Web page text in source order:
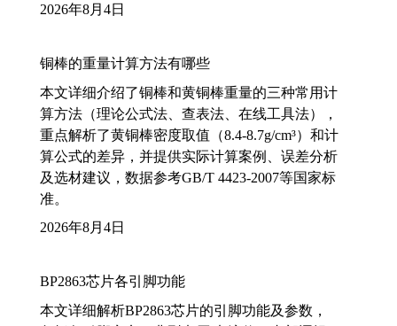
2026年8月4日
铜棒的重量计算方法有哪些
本文详细介绍了铜棒和黄铜棒重量的三种常用计
算方法（理论公式法、查表法、在线工具法），
重点解析了黄铜棒密度取值（8.4-8.7g/cm³）和计
算公式的差异，并提供实际计算案例、误差分析
及选材建议，数据参考GB/T 4423-2007等国家标
准。
2026年8月4日
BP2863芯片各引脚功能
本文详细解析BP2863芯片的引脚功能及参数，